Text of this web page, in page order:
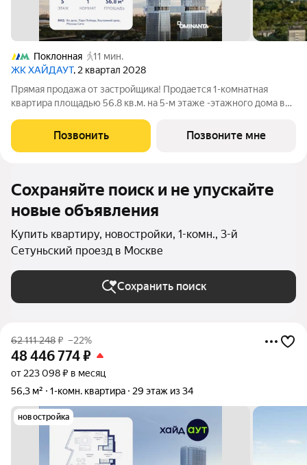
Поклонная
11 мин.
ЖК ХАЙДАУТ, 2 квартал 2028
Прямая продажа от застройщика! Продается 1-комнатная
квартира площадью 56.8 кв.м. на 5-м этаже -этажного дома в
Победы, Долина реки Сетунь, МГУ, Москва-Сити, Воробьевы
горы. Высота потолков 3,25 м.
Позвонить Позвоните мне
Сохраняйте поиск и не упускайте
новые объявления
Купить квартиру, новостройки, 1-комн., 3-й
Сетуньский проезд в Москве
Сохранить поиск
62 111 248₽ –22%
48 446 774₽
от 223 098 ₽ в месяц
56,3 м²
1-комн. квартира 29 этаж из 34
новостройка